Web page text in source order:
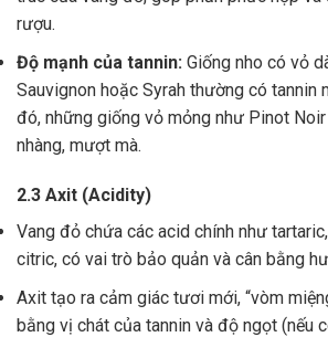
rượu.
Độ mạnh của tannin: Giống nho có vỏ
Sauvignon hoặc Syrah thường có tannin
đó, những giống vỏ mỏng như Pinot
nhàng, mượt mà.
2.3 Axit (Acidity)
Vang đỏ chứa các acid chính như
citric, có vai trò bảo quản và cân bằng
Axit tạo ra cảm giác tươi mới, “vòm
bằng vị chát của tannin và độ ngọt (nếu